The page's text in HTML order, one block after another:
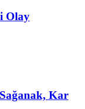
Olay
Kar